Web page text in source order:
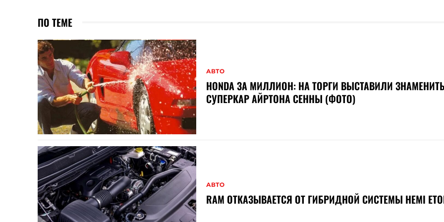
ПО ТЕМЕ
АВТО
HONDA ЗА МИЛЛИОН: НА ТОРГИ ВЫСТАВИЛИ
СУПЕРКАР АЙРТОНА СЕННЫ (ФОТО)
АВТО
RAM ОТКАЗЫВАЕТСЯ ОТ ГИБРИДНОЙ СИСТЕМЫ HEMI